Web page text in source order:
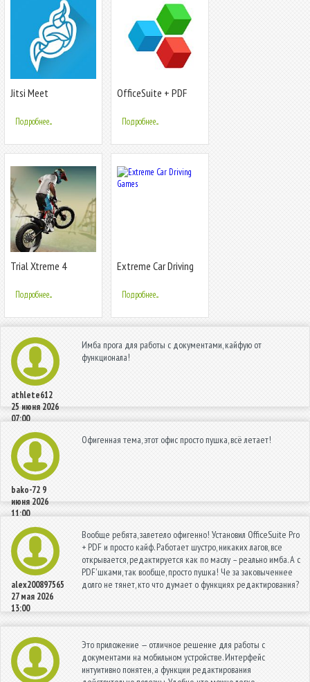
Jitsi Meet
Подробнее...
OfficeSuite + PDF
Подробнее...
Trial Xtreme 4
Подробнее...
Extreme Car Driving
Подробнее...
athlete612
25 июня 2026
07:00
Имба прога для работы с документами, кайфую от
функционала!
bako-72 9
июня 2026
11:00
Офигенная тема, этот офис просто пушка, всё летает!
alex200897565
27 мая 2026
13:00
Вообще ребята, залетело офигенно! Установил OfficeSuite Pro
+ PDF и просто кайф. Работает шустро, никаких лагов, все
открывается, редактируется как по маслу – реально имба. А с
PDF'шками, так вообще, просто пушка! Че за заковыченнее
долго не тянет, кто что думает о функциях редактирования?
Это приложение — отличное решение для работы с
документами на мобильном устройстве. Интерфейс
интуитивно понятен, а функции редактирования